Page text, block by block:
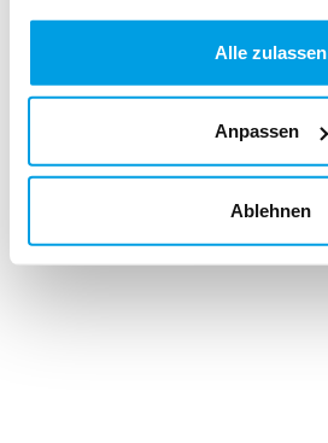
Alle zulassen
Anpassen
Ablehnen